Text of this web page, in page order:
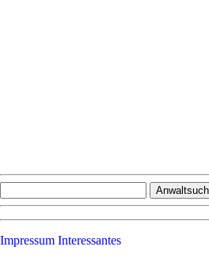
Impressum Interessantes